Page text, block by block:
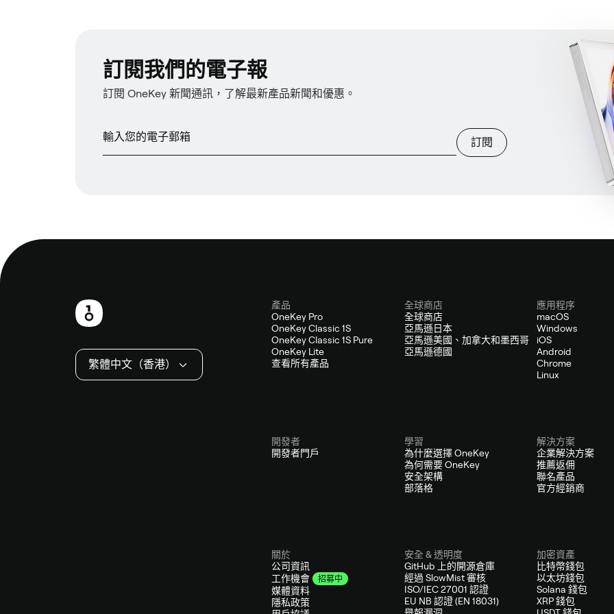
訂閱我們的電子報
訂閱 OneKey 新聞通訊，了解最新產品新聞和優惠。
訂閱
繁體中文（香港）
產品
OneKey Pro
OneKey Classic 1S
OneKey Classic 1S Pure
OneKey Lite
查看所有產品
全球商店
全球商店
亞馬遜日本
亞馬遜美國、加拿大和墨西哥
亞馬遜德國
應用程序
macOS
Windows
iOS
Android
Chrome
Linux
開發者
開發者門戶
學習
為什麼選擇 OneKey
為何需要 OneKey
安全架構
部落格
解決方案
企業解決方案
推薦返佣
聯名產品
官方經銷商
關於
公司資訊
工作機會
招募中
媒體資料
隱私政策
安全 & 透明度
GitHub 上的開源倉庫
經過 SlowMist 審核
ISO/IEC 27001 認證
EU NB 認證 (EN 18031)
加密資產
比特幣錢包
以太坊錢包
Solana 錢包
XRP 錢包